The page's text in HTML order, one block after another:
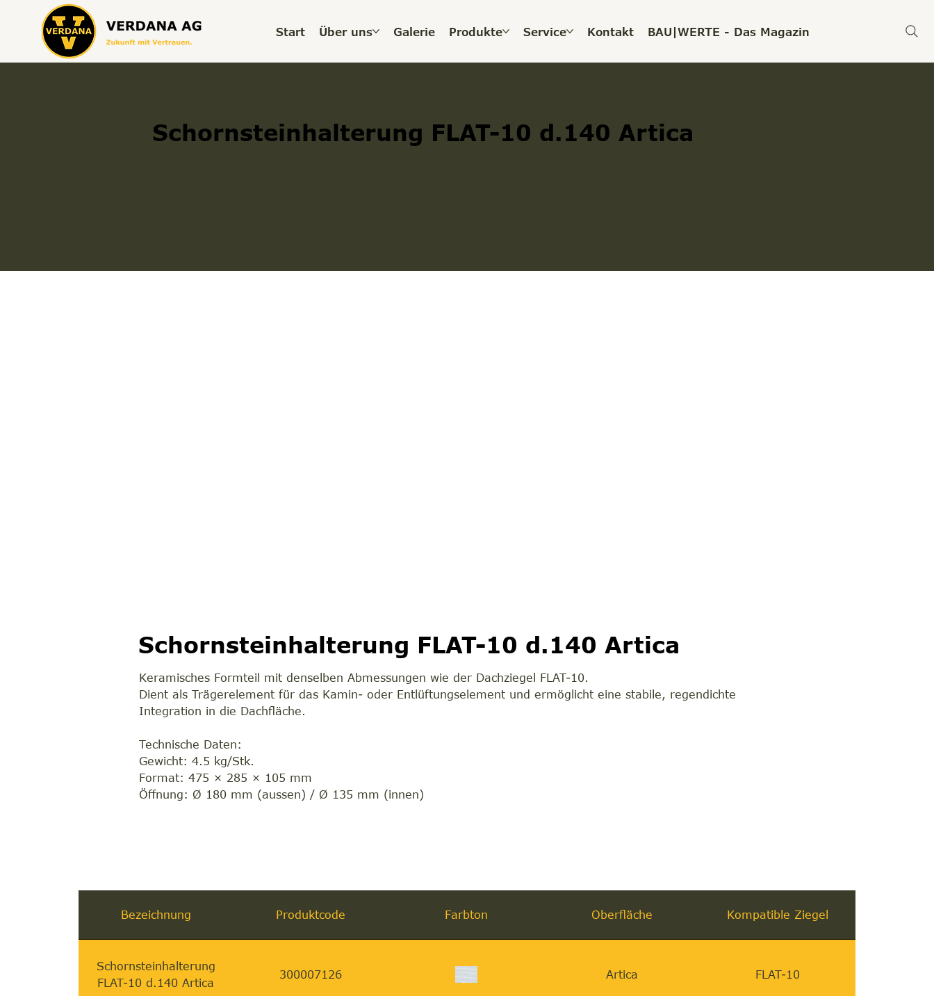
Start Über uns Galerie Produkte Service Kontakt BAU|WERTE - Das Magazin
Schornsteinhalterung FLAT-10 d.140 Artica
Schornsteinhalterung FLAT-10 d.140 Artica
Keramisches Formteil mit denselben Abmessungen wie der Dachziegel FLAT-10.
Dient als Trägerelement für das Kamin- oder Entlüftungselement und ermöglicht eine stabile, regendichte
Integration in die Dachfläche.
Technische Daten:
Gewicht: 4.5 kg/Stk.
Format: 475 × 285 × 105 mm
Öffnung: Ø 180 mm (aussen) / Ø 135 mm (innen)
Bezeichnung Produktcode Farbton Oberfläche Kompatible Ziegel
Schornsteinhalterung
FLAT-10 d.140 Artica
300007126 Artica FLAT-10